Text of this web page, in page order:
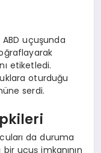
ABD uçuşunda
etiketledi.
oturduğu
serdi.
da duruma
uçuş imkanının